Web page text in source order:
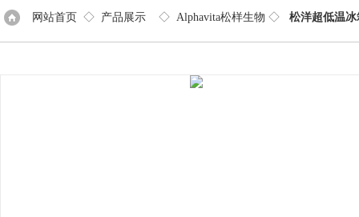
网站首页 ◇ 产品展示 ◇ Alphavita松样生物 ◇ 松洋超低温冰